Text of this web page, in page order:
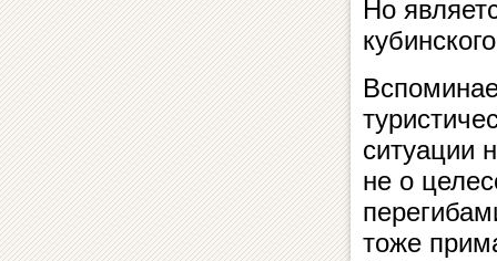
Но
ситуации
не о
тоже